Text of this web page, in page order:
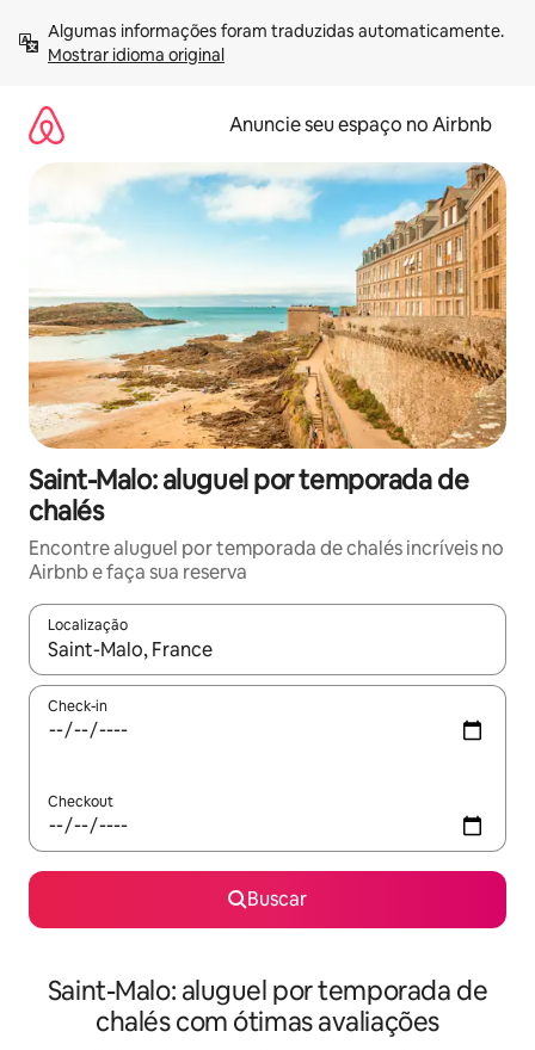
para
Mostrar idioma original
Anuncie seu espaço no Airbnb
Saint-Malo: aluguel por temporada de
chalés
Encontre aluguel por temporada de chalés incríveis no
Airbnb e faça sua reserva
Localização
Quando os resultados estiverem disponíveis, explore-os
Check-in
Checkout
Buscar
Saint-Malo: aluguel por temporada de
chalés com ótimas avaliações